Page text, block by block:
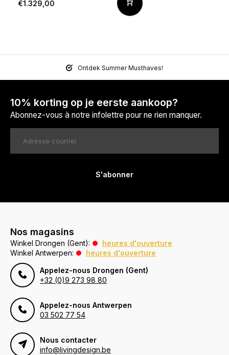
€1.329,00
Ontdek Summer Musthaves!
10% korting op je eerste aankoop?
Abonnez-vous à notre infolettre pour ne rien manquer.
S'abonner
Nos magasins
Winkel Drongen (Gent):
heures d'ouverture
Winkel Antwerpen:
heures d'ouverture
Appelez-nous Drongen (Gent)
+32 (0)9 273 98 80
Appelez-nous Antwerpen
03 502 77 54
Nous contacter
info@livingdesign.be